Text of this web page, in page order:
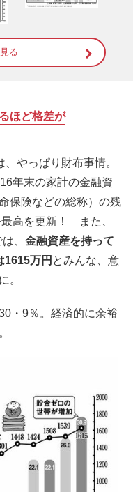
る
ほど格差が
やっぱり財布事情。
年末の家計の金融資
保険などの総称）の残
高を更新！ また、
、 金融資産を持って
1615万円 とみんな、意
。
・9％。経済的に余裕